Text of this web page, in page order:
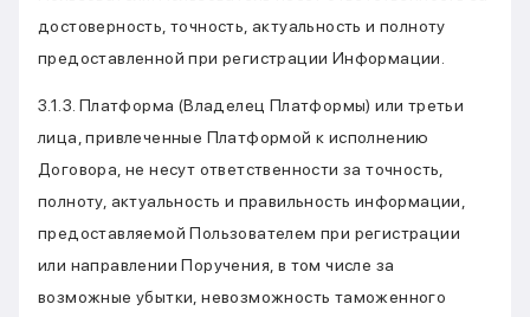
достоверность, точность, актуальность и полноту
предоставленной при регистрации Информации.
3.1.3. Платформа (Владелец Платформы) или третьи
лица, привлеченные Платформой к исполнению
Договора, не несут ответственности за точность,
полноту, актуальность и правильность информации,
предоставляемой Пользователем при регистрации
или направлении Поручения, в том числе за
возможные убытки, невозможность таможенного